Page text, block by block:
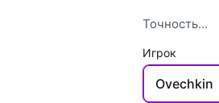
Точность...
Игрок
Ovechkin